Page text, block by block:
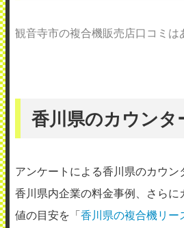
観音寺市の複合機販売店口コミは
香川県のカウンタ
アンケートによる香川県のカウン
香川県内企業の料金事例、さらに
値の目安を「香川県の複合機リー